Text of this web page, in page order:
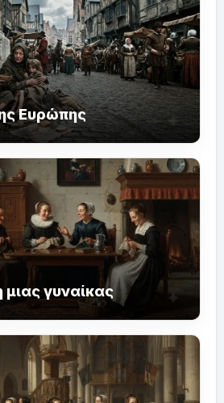
Ευρώπης
γυναίκας